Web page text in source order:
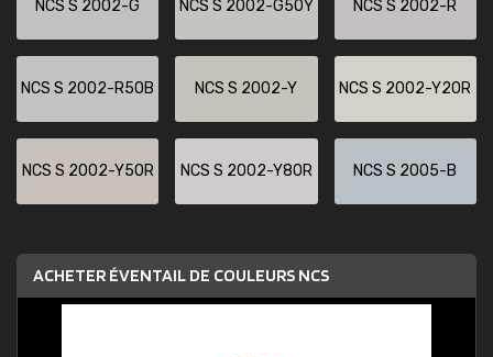
NCS S 2002-G NCS S 2002-G50Y NCS S 2002-R
NCS S 2002-R50B NCS S 2002-Y NCS S 2002-Y20R
NCS S 2002-Y50R NCS S 2002-Y80R NCS S 2005-B
ACHETER ÉVENTAIL DE COULEURS NCS